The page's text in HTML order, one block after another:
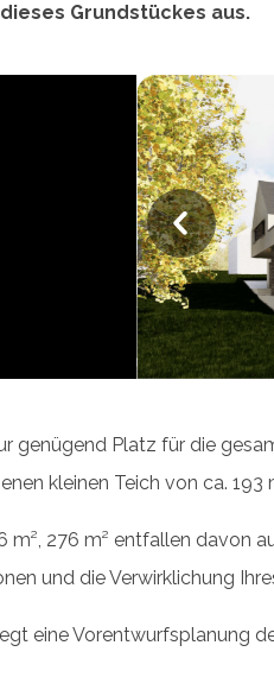
Grundstückes aus.
P
r
e
i
u
S
genügend Platz für die
kleinen Teich von ca. 193
276 m² entfallen davon
und die Verwirklichung
eine Vorentwurfsplanung